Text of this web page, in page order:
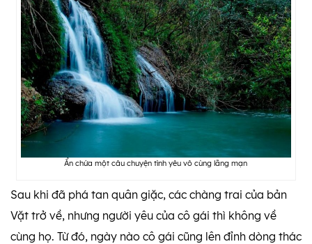
Ẩn chứa một câu chuyện tình yêu vô cùng lãng mạn
Sau khi đã phá tan quân giặc, các chàng trai của bản
Vặt trở về, nhưng người yêu của cô gái thì không về
cùng họ. Từ đó, ngày nào cô gái cũng lên đỉnh dòng thác